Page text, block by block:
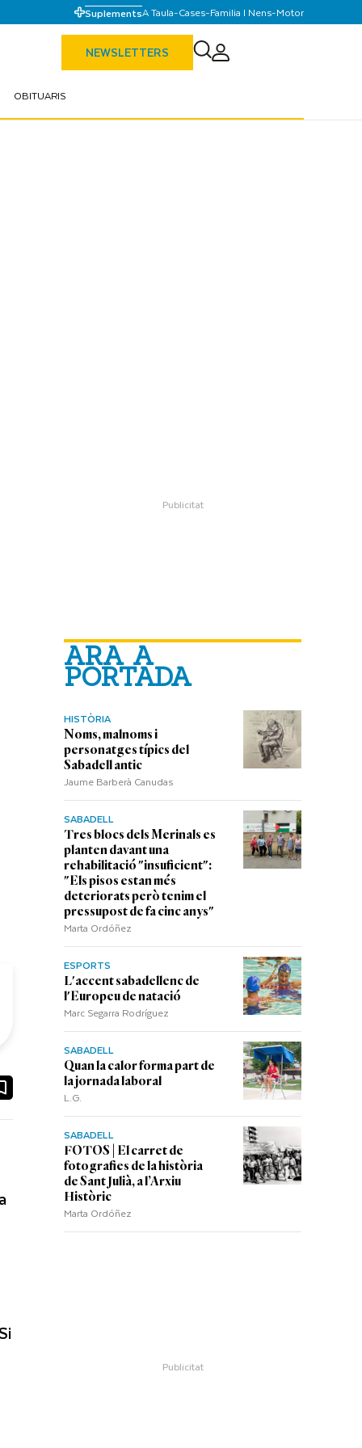
SuplementsA Taula-Cases-Familia I Nens-Motor
NEWSLETTERS
OBITUARIS
ARA A
PORTADA
HISTÒRIA
Noms, malnoms i
personatges típics del
Sabadell antic
Jaume Barberà Canudas
SABADELL
Tres blocs dels Merinals es
planten davant una
rehabilitació "insuficient":
"Els pisos estan més
deteriorats però tenim el
pressupost de fa cinc anys"
Marta Ordóñez
ESPORTS
L'accent sabadellenc de
l'Europeu de natació
Marc Segarra Rodríguez
SABADELL
Quan la calor forma part de
la jornada laboral
L.G.
SABADELL
FOTOS | El carret de
fotografies de la història
de Sant Julià, a l’Arxiu
Històric
Marta Ordóñez